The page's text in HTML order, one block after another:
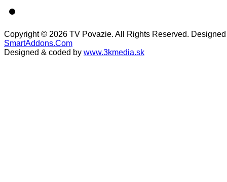
Copyright © 2026 TV Povazie. All Rights Reserved.
SmartAddons.Com
Designed & coded by www.3kmedia.sk